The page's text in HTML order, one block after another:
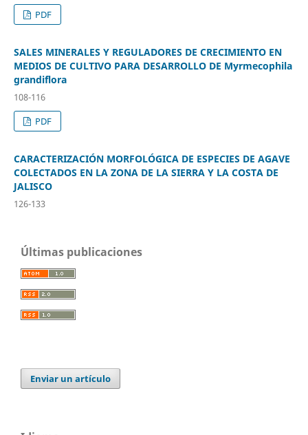
PDF
SALES MINERALES Y REGULADORES DE CRECIMIENTO EN
MEDIOS DE CULTIVO PARA DESARROLLO DE Myrmecophila
grandiflora
108-116
PDF
CARACTERIZACIÓN MORFOLÓGICA DE ESPECIES DE AGAVE
COLECTADOS EN LA ZONA DE LA SIERRA Y LA COSTA DE
JALISCO
126-133
Últimas publicaciones
Enviar un artículo